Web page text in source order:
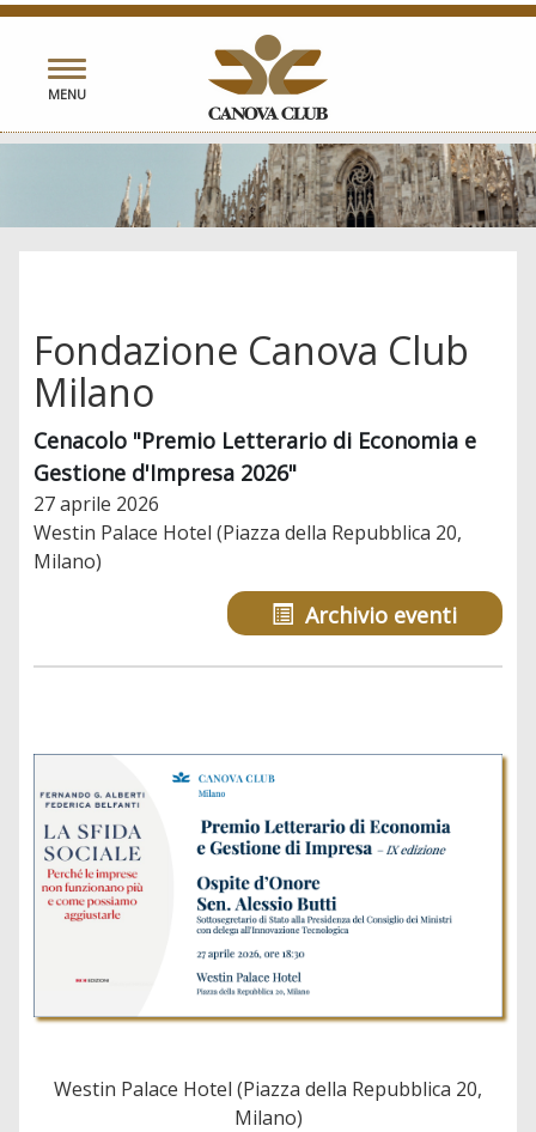
Toggle
navigation
MENU
Fondazione Canova Club
Milano
Cenacolo "Premio Letterario di Economia e
Gestione d'Impresa 2026"
27 aprile 2026
Westin Palace Hotel (Piazza della Repubblica 20,
Milano)
Archivio eventi
Westin Palace Hotel (Piazza della Repubblica 20,
Milano)